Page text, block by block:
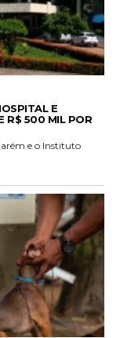
E
R$ 500 MIL POR
e o Instituto